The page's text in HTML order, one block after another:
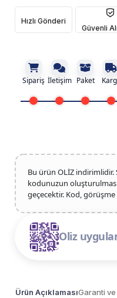
Hızlı Gönderi
Güvenli
Sipariş İletişim Paket
Bu ürün OLİZ indirimlidir.
kodunuzun
geçecektir. Kod, görüşme
Oliz
Ürün AçıklamasıGaranti